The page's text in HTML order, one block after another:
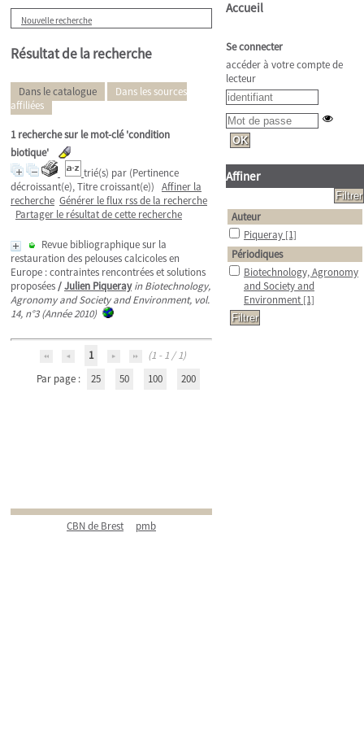
Nouvelle recherche
Résultat de la recherche
Dans le catalogue
Dans les sources
affiliées
1recherche sur le mot-clé'condition
biotique'
trié(s) par (Pertinence
décroissant(e), Titre croissant(e)) Affiner la
recherche Générer le flux rss de la recherche
Partager le résultat de cette recherche
Revue bibliographique sur la
restauration des pelouses calcicoles en
Europe : contraintes rencontrées et solutions
proposées/Julien Piqueray in Biotechnology,
Agronomy and Society and Environment, vol.
14, n°3 (Année 2010)
1
(1 - 1 / 1)
Par page :
25 50 100 200
CBN de Brest pmb
Accueil
Se connecter
accéder à votre compte de
lecteur
Affiner
Auteur
Piqueray [1]
Périodiques
Biotechnology, Agronomy
and Society and
Environment [1]